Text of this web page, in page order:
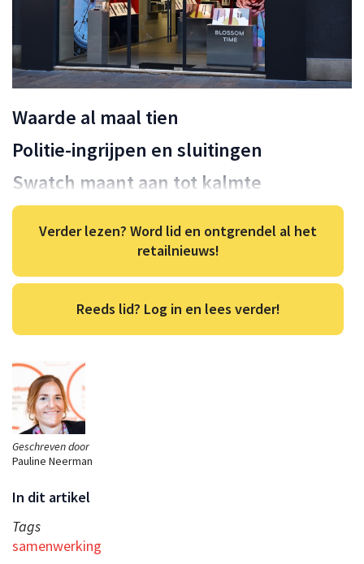
Geschreven door
Pauline Neerman
In dit artikel
Tags
samenwerking
Waarde al maal tien
Politie-ingrijpen en sluitingen
Swatch maant aan tot kalmte
Verder lezen? Word lid en ontgrendel al het
retailnieuws!
Reeds lid? Log in en lees verder!